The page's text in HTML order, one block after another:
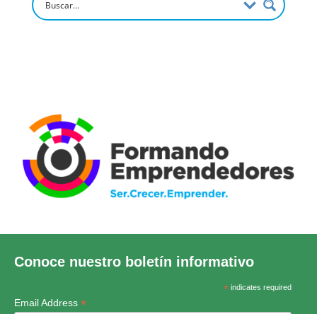
Conoce nuestro boletín informativo
*indicates required
Email Address *